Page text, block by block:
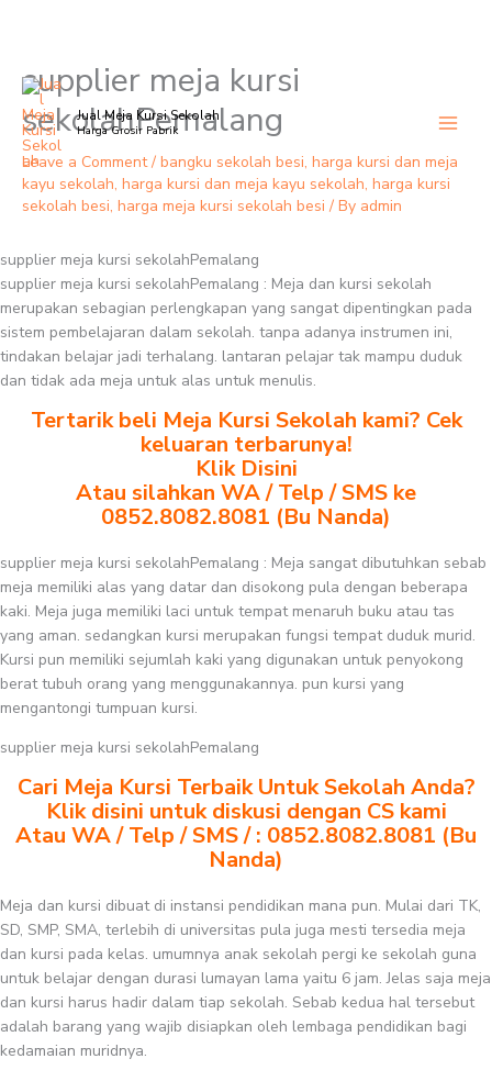
Skip
content
Jual Meja Kursi Sekolah
Harga Grosir Pabrik
supplier meja kursi
sekolahPemalang
Leave a Comment / bangku sekolah besi, harga kursi dan meja
kayu sekolah, harga kursi dan meja kayu sekolah, harga kursi
sekolah besi, harga meja kursi sekolah besi / By admin
supplier meja kursi sekolahPemalang
supplier meja kursi sekolahPemalang : Meja dan kursi sekolah
merupakan sebagian perlengkapan yang sangat dipentingkan pada
sistem pembelajaran dalam sekolah. tanpa adanya instrumen ini,
tindakan belajar jadi terhalang. lantaran pelajar tak mampu duduk
dan tidak ada meja untuk alas untuk menulis.
Tertarik beli Meja Kursi Sekolah kami? Cek
keluaran terbarunya!
Klik Disini
Atau silahkan WA / Telp / SMS ke
0852.8082.8081 (Bu Nanda)
supplier meja kursi sekolahPemalang : Meja sangat dibutuhkan sebab
meja memiliki alas yang datar dan disokong pula dengan beberapa
kaki. Meja juga memiliki laci untuk tempat menaruh buku atau tas
yang aman. sedangkan kursi merupakan fungsi tempat duduk murid.
Kursi pun memiliki sejumlah kaki yang digunakan untuk penyokong
berat tubuh orang yang menggunakannya. pun kursi yang
mengantongi tumpuan kursi.
supplier meja kursi sekolahPemalang
Cari Meja Kursi Terbaik Untuk Sekolah Anda?
Klik disini untuk diskusi dengan CS kami
Atau WA / Telp / SMS / : 0852.8082.8081 (Bu
Nanda)
Meja dan kursi dibuat di instansi pendidikan mana pun. Mulai dari TK,
SD, SMP, SMA, terlebih di universitas pula juga mesti tersedia meja
dan kursi pada kelas. umumnya anak sekolah pergi ke sekolah guna
untuk belajar dengan durasi lumayan lama yaitu 6 jam. Jelas saja meja
dan kursi harus hadir dalam tiap sekolah. Sebab kedua hal tersebut
adalah barang yang wajib disiapkan oleh lembaga pendidikan bagi
kedamaian muridnya.